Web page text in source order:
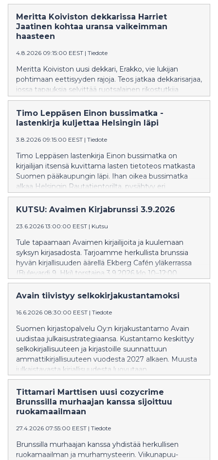
Meritta Koiviston dekkarissa Harriet
Jaatinen kohtaa uransa vaikeimman
haasteen
4.8.2026 09:15:00 EEST | Tiedote
Meritta Koiviston uusi dekkari, Erakko, vie lukijan
pohtimaan eettisyyden rajoja. Teos jatkaa dekkarisarjaa,
jossa tapauksia selvittää ruotsalainen rikostutkija
Harriet Jaatinen. Erakko on sarjan neljäs osa ja
Koiviston kahdeksas romaani.
Timo Leppäsen Einon bussimatka -
lastenkirja kuljettaa Helsingin läpi
3.8.2026 09:15:00 EEST | Tiedote
Timo Leppäsen lastenkirja Einon bussimatka on
kirjailijan itsensä kuvittama lasten tietoteos matkasta
Suomen pääkaupungin läpi. Ihan oikea bussimatka
alkaa Helsingin Rautatientorilta, pysähtyy eri
kaupunginosissa ja päättyy Latokartanoon.
Matkaoppaana toimii Eino, joka rakastaa busseja.
KUTSU: Avaimen Kirjabrunssi 3.9.2026
23.6.2026 13:00:00 EEST | Kutsu
Tule tapaamaan Avaimen kirjailijoita ja kuulemaan
syksyn kirjasadosta. Tarjoamme herkullista brunssia
hyvän kirjallisuuden äärellä Ekberg Cafén yläkerrassa
(Bulevardi 9, Hki) torstaina 3.9.2026 klo 10–12:00.
Avain tiivistyy selkokirjakustantamoksi
16.6.2026 08:30:00 EEST | Tiedote
Suomen kirjastopalvelu Oy:n kirjakustantamo Avain
uudistaa julkaisustrategiaansa. Kustantamo keskittyy
selkokirjallisuuteen ja kirjastoille suunnattuun
ammattikirjallisuuteen vuodesta 2027 alkaen. Muusta
julkaistavasta kirjallisuudesta luovutaan.
Tittamari Marttisen uusi cozycrime
Brunssilla murhaajan kanssa sijoittuu
ruokamaailmaan
27.4.2026 07:55:00 EEST | Tiedote
Brunssilla murhaajan kanssa yhdistää herkullisen
ruokamaailman ja murhamysteerin. Viikunapuu-